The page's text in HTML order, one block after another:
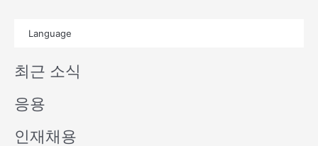
u
e
i
n
Language
최근 소식
응용
인재채용